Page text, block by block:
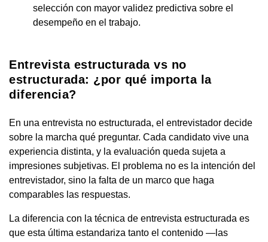
selección con mayor validez predictiva sobre el
desempeño en el trabajo.
Entrevista estructurada vs no
estructurada: ¿por qué importa la
diferencia?
En una entrevista no estructurada, el entrevistador decide
sobre la marcha qué preguntar. Cada candidato vive una
experiencia distinta, y la evaluación queda sujeta a
impresiones subjetivas. El problema no es la intención del
entrevistador, sino la falta de un marco que haga
comparables las respuestas.
La diferencia con la técnica de entrevista estructurada es
que esta última estandariza tanto el contenido —las